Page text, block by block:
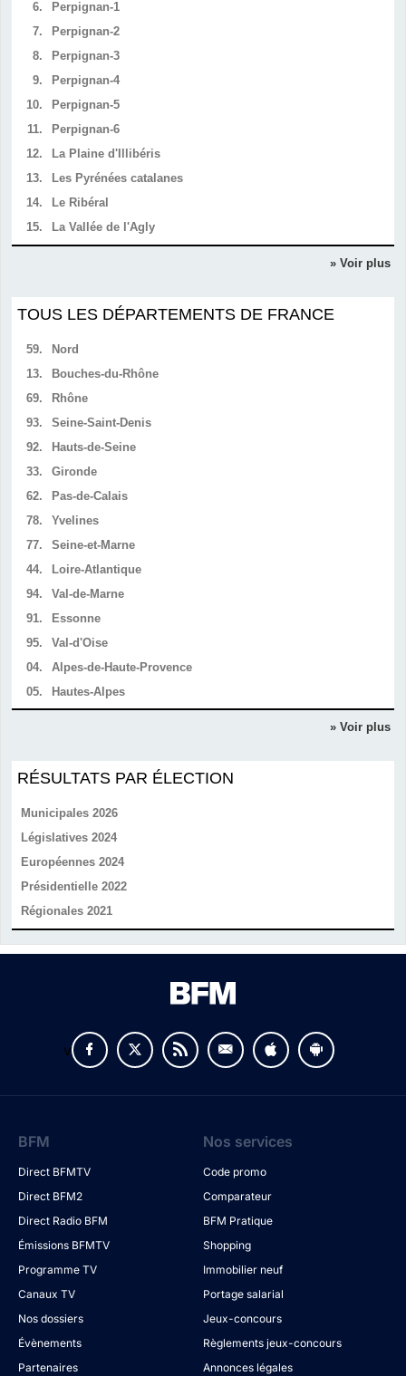
6.
Perpignan-1
7.
Perpignan-2
8.
Perpignan-3
9.
Perpignan-4
10.
Perpignan-5
11.
Perpignan-6
12.
La Plaine d'Illibéris
13.
Les Pyrénées catalanes
14.
Le Ribéral
15.
La Vallée de l'Agly
» Voir plus
TOUS LES DÉPARTEMENTS DE FRANCE
59.
Nord
13.
Bouches-du-Rhône
69.
Rhône
93.
Seine-Saint-Denis
92.
Hauts-de-Seine
33.
Gironde
62.
Pas-de-Calais
78.
Yvelines
77.
Seine-et-Marne
44.
Loire-Atlantique
94.
Val-de-Marne
91.
Essonne
95.
Val-d'Oise
04.
Alpes-de-Haute-Provence
05.
Hautes-Alpes
» Voir plus
RÉSULTATS PAR ÉLECTION
Municipales 2026
Législatives 2024
Européennes 2024
Présidentielle 2022
Régionales 2021
v
BFM
Direct BFMTV
Direct BFM2
Direct Radio BFM
Émissions BFMTV
Programme TV
Canaux TV
Nos dossiers
Évènements
Partenaires
Nos services
Code promo
Comparateur
BFM Pratique
Shopping
Immobilier neuf
Portage salarial
Jeux-concours
Règlements jeux-concours
Annonces légales